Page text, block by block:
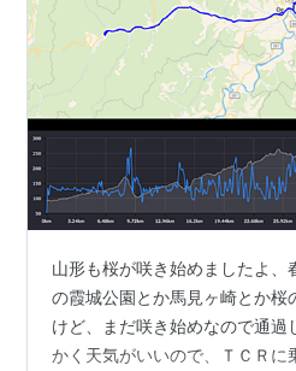
山形も桜が咲き始めましたよ、
の霞城公園とか馬見ヶ崎とか桜
けど、まだ咲き始めなので通過
かく天気がいいので、ＴＣＲに